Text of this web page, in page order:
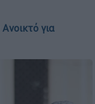
Ανοικτό για